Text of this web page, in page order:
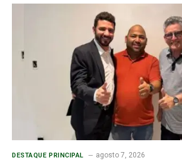
DESTAQUE PRINCIPAL agosto 7, 2026